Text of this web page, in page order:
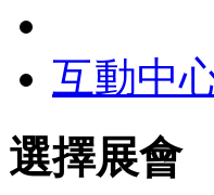
互動中
選擇展會